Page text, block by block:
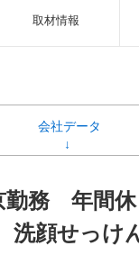
取材情報
会社データ
勤務 年間
洗顔せっけ